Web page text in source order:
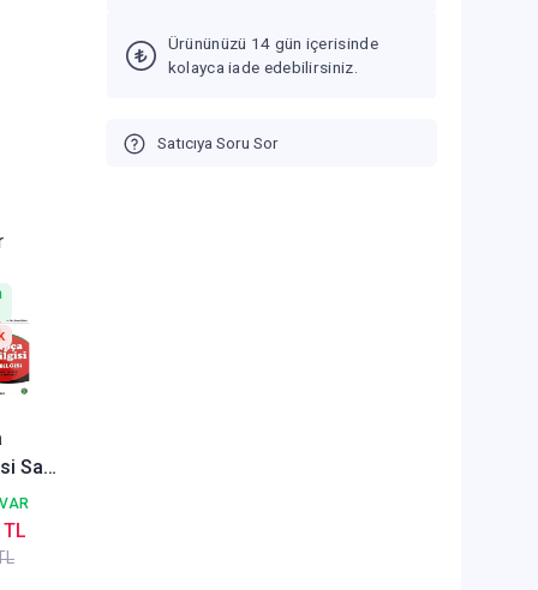
Sarf
Dili
Ürününüzü 14 gün içerisinde
kolayca iade edebilirsiniz.
Satıcıya Soru Sor